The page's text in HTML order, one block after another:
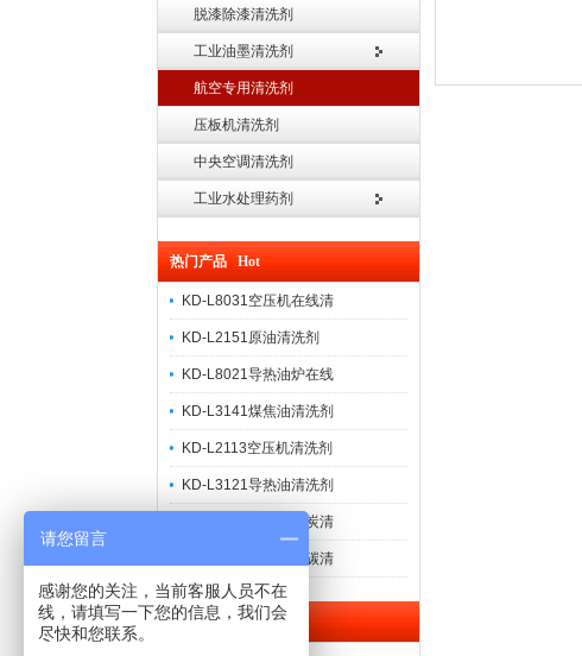
脱漆除漆清洗剂
工业油墨清洗剂
航空专用清洗剂
压板机清洗剂
中央空调清洗剂
工业水处理药剂
热门产品 Hot
KD-L8031空压机在线清
KD-L2151原油清洗剂
KD-L8021导热油炉在线
KD-L3141煤焦油清洗剂
KD-L2113空压机清洗剂
KD-L3121导热油清洗剂
KD-L2141煤焦油焦炭清
KD-L2122导热油积碳清
联系我们 Contact
请您留言
感谢您的关注，当前客服人员不在
线，请填写一下您的信息，我们会
尽快和您联系。